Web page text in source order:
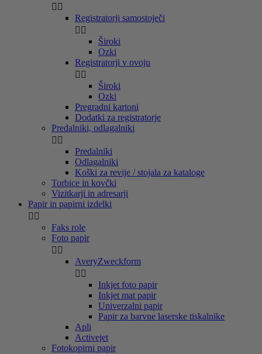
 
Registratorji samostoječi
 
Široki
Ozki
Registratorji v ovoju
 
Široki
Ozki
Pregradni kartoni
Dodatki za registratorje
Predalniki, odlagalniki
 
Predalniki
Odlagalniki
Koški za revije / stojala za kataloge
Torbice in kovčki
Vizitkarji in adresarji
Papir in papirni izdelki
 
Faks role
Foto papir
 
AveryZweckform
 
Inkjet foto papir
Inkjet mat papir
Univerzalni papir
Papir za barvne laserske tiskalnike
Apli
Activejet
Fotokopirni papir